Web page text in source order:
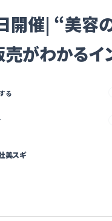
開催| “美容
売がわかるイ
る
美スギ